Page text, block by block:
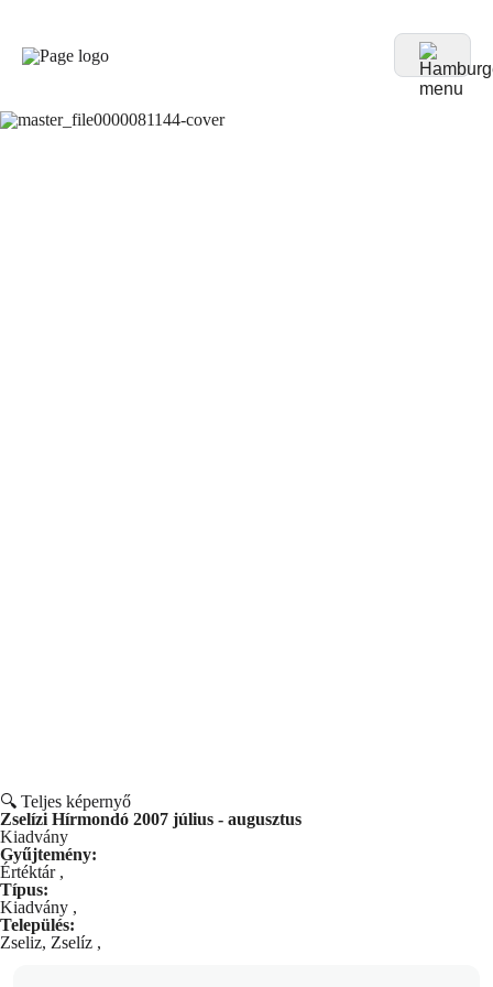
🔍 Teljes képernyő
Zselízi Hírmondó 2007 július - augusztus
Kiadvány
Gyűjtemény:
Értéktár ,
Típus:
Kiadvány ,
Település:
Zseliz, Zselíz ,